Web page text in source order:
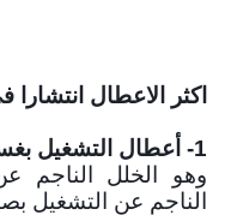
اكثر الاعطال
1- أعطال التشغيل بغسالة جنرال :
وهو الخلل الناجم
الناجم عن التشغيل